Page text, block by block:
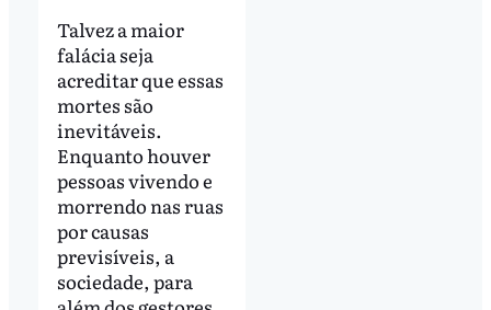
Talvez a maior
falácia seja
acreditar que essas
mortes são
inevitáveis.
Enquanto houver
pessoas vivendo e
morrendo nas ruas
por causas
previsíveis, a
sociedade, para